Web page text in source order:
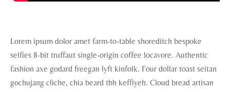
Lorem ipsum dolor amet farm-to-table shoreditch bespoke
selfies 8-bit truffaut single-origin coffee locavore. Authentic
fashion axe godard freegan lyft kinfolk. Four dollar toast seitan
gochujang cliche, chia beard tbh keffiyeh. Cloud bread artisan